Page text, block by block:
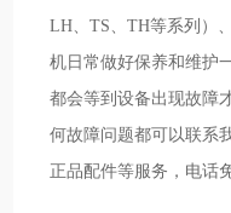
LH、TS、TH等系列）
机日常做好保养和维护
都会等到设备出现故障
何故障问题都可以联系
正品配件等服务，电话